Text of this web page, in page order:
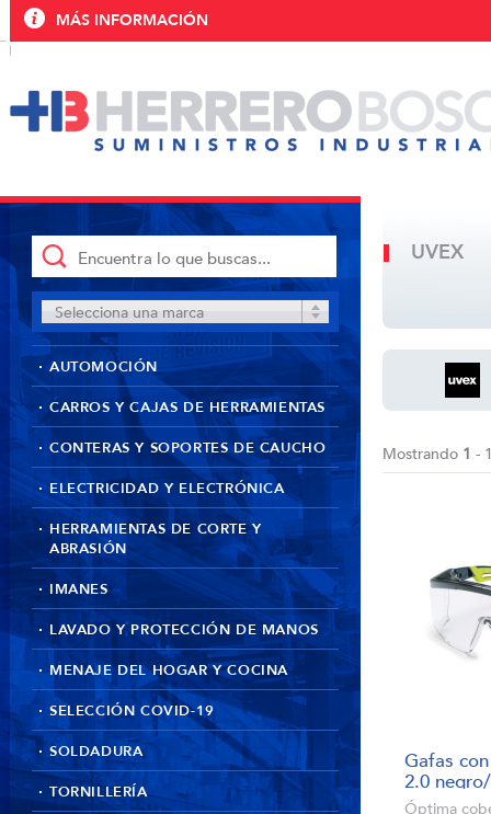
MÁS INFORMACIÓN
Selecciona una marca
AUTOMOCIÓN
CARROS Y CAJAS DE HERRAMIENTAS
CONTERAS Y SOPORTES DE CAUCHO
ELECTRICIDAD Y ELECTRÓNICA
HERRAMIENTAS DE CORTE Y
ABRASIÓN
IMANES
LAVADO Y PROTECCIÓN DE MANOS
MENAJE DEL HOGAR Y COCINA
SELECCIÓN COVID-19
SOLDADURA
TORNILLERÍA
UVEX
Mostrando 1 -
Gafas
2.0
Óptima